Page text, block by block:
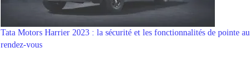
Tata Motors Harrier 2023 : la sécurité et les fonctionnalités de pointe au
rendez-vous